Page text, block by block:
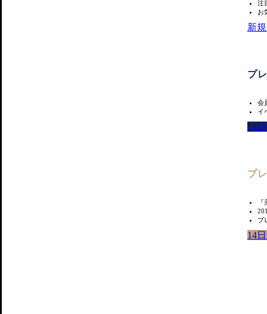
注
お
新
プ
会
イ
14
プ
プ
14